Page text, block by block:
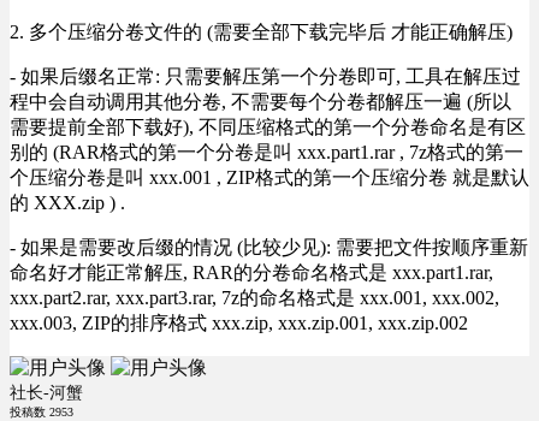
2. 多个压缩分卷文件的 (需要全部下载完毕后 才能正确解压)
- 如果后缀名正常: 只需要解压第一个分卷即可, 工具在解压过
程中会自动调用其他分卷, 不需要每个分卷都解压一遍 (所以
需要提前全部下载好), 不同压缩格式的第一个分卷命名是有区
别的 (RAR格式的第一个分卷是叫 xxx.part1.rar , 7z格式的第一
个压缩分卷是叫 xxx.001 , ZIP格式的第一个压缩分卷 就是默认
的 XXX.zip ) .
- 如果是需要改后缀的情况 (比较少见): 需要把文件按顺序重新
命名好才能正常解压, RAR的分卷命名格式是 xxx.part1.rar,
xxx.part2.rar, xxx.part3.rar, 7z的命名格式是 xxx.001, xxx.002,
xxx.003, ZIP的排序格式 xxx.zip, xxx.zip.001, xxx.zip.002
社长-河蟹
投稿数 2953